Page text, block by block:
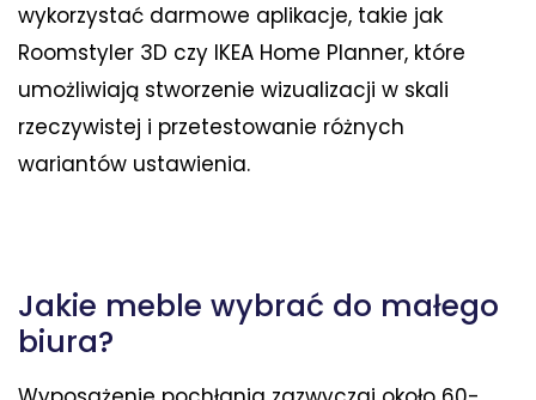
wykorzystać darmowe aplikacje, takie jak
Roomstyler 3D czy IKEA Home Planner, które
umożliwiają stworzenie wizualizacji w skali
rzeczywistej i przetestowanie różnych
wariantów ustawienia.
Jakie meble wybrać do małego
biura?